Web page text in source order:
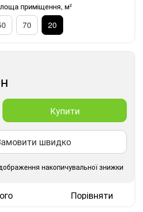
приміщення, м²
70 20
Купити
швидко
накопичувальної знижки
Порівняти